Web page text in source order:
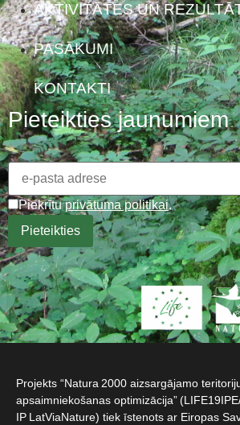
AKTIVITĀTES UN
PASĀKUMI
KONTAKTI
Pieteikties jaunumiem
Piekrītuprivātuma politikai.
Projekts “Natura 2000 aizsargājamo
apsaimniekošanas optimizācija”
IP LatViaNature) tiek īstenots ar Eiropas